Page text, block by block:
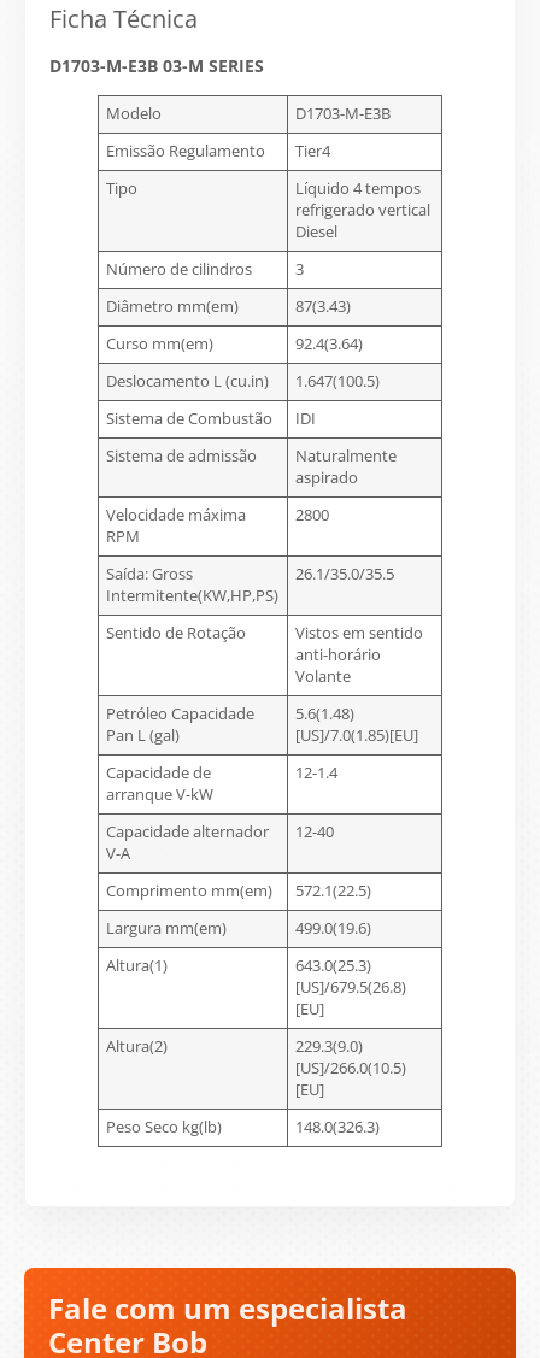
Ficha Técnica
D1703-M-E3B 03-M SERIES
Modelo
D1703-M-E3B
Emissão Regulamento
Tier4
Tipo
Líquido 4 tempos
refrigerado vertical
Diesel
Número de cilindros
3
Diâmetro mm(em)
87(3.43)
Curso mm(em)
92.4(3.64)
Deslocamento L (cu.in)
1.647(100.5)
Sistema de Combustão
IDI
Sistema de admissão
Naturalmente
aspirado
Velocidade máxima
RPM
2800
Saída: Gross
Intermitente(KW,HP,PS)
26.1/35.0/35.5
Sentido de Rotação
Vistos em sentido
anti-horário
Volante
Petróleo Capacidade
Pan L (gal)
5.6(1.48)
[US]/7.0(1.85)[EU]
Capacidade de
arranque V-kW
12-1.4
Capacidade alternador
V-A
12-40
Comprimento mm(em)
572.1(22.5)
Largura mm(em)
499.0(19.6)
Altura(1)
643.0(25.3)
[US]/679.5(26.8)
[EU]
Altura(2)
229.3(9.0)
[US]/266.0(10.5)
[EU]
Peso Seco kg(lb)
148.0(326.3)
Fale com um especialista
Center Bob